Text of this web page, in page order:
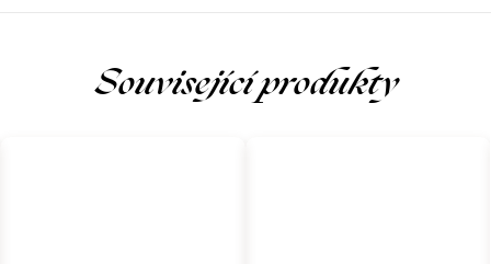
Související produkty